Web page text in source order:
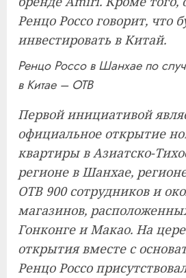
Ренцо Россо говорит, что
инвестировать в Китай.
Ренцо Россо в Шанхае по
в Китае – OTB
Первой инициативой
официальное открытие
квартиры в Азиатско-
регионе в Шанхае,
OTB 900 сотрудников и
магазинов,
Гонконге и Макао. На
открытия вместе с
Ренцо Россо